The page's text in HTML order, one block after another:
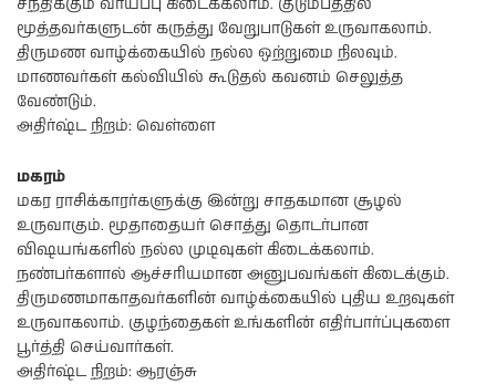
மூத்தவர்களுடன் கருத்து வேறுபாடுகள் உருவாகலாம்.
திருமண வாழ்க்கையில் நல்ல ஒற்றுமை நிலவும்.
மாணவர்கள் கல்வியில் கூடுதல் கவனம் செலுத்த
வேண்டும்.
அதிர்ஷ்ட நிறம்: வெள்ளை
மகரம்
மகர ராசிக்காரர்களுக்கு இன்று சாதகமான சூழல்
உருவாகும். மூதாதையர் சொத்து தொடர்பான
விஷயங்களில் நல்ல முடிவுகள் கிடைக்கலாம்.
நண்பர்களால் ஆச்சரியமான அனுபவங்கள் கிடைக்கும்.
திருமணமாகாதவர்களின் வாழ்க்கையில் புதிய உறவுகள்
உருவாகலாம். குழந்தைகள் உங்களின் எதிர்பார்ப்புகளை
பூர்த்தி செய்வார்கள்.
அதிர்ஷ்ட நிறம்: ஆரஞ்சு